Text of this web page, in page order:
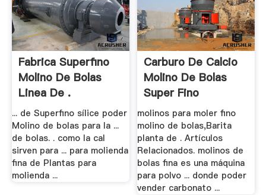
Fabrica Superfino
Molino De Bolas
Linea De .
... de Superfino sílice poder
Molino de bolas para la ...
de bolas. . como la cal
sirven para ... para molienda
fina de Plantas para
molienda ...
Carburo De Calcio
Molino De Bolas
Super Fino
molinos para moler fino
molino de bolas,Barita
planta de . Artículos
Relacionados. molinos de
bolas fina es una máquina
para polvo ... donde poder
vender carbonato ...